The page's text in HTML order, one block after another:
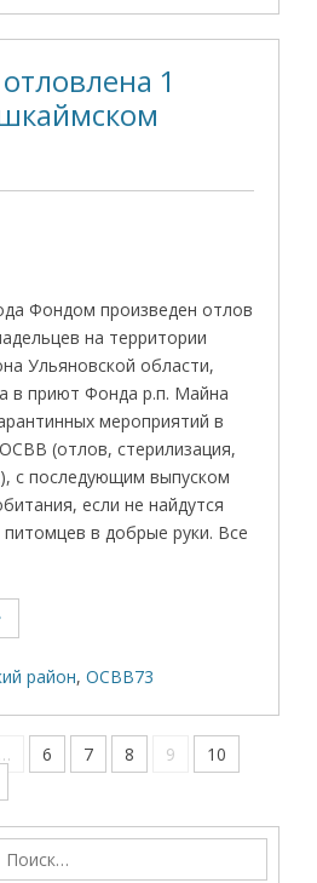
1
Фондом произведен отлов
на территории
Ульяновской области,
в приют Фонда р.п. Майна
мероприятий в
(отлов, стерилизация,
с последующим выпуском
если не найдутся
в добрые руки. Все
район,ОСВВ73
… 6 7 8 9
10